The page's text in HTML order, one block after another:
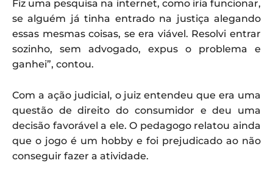
Fiz uma pesquisa na internet, como iria funcionar,
se alguém já tinha entrado na justiça alegando
essas mesmas coisas, se era viável. Resolvi entrar
sozinho, sem advogado, expus o problema e
ganhei”, contou.
Com a ação judicial, o juiz entendeu que era uma
questão de direito do consumidor e deu uma
decisão favorável a ele. O pedagogo relatou ainda
que o jogo é um hobby e foi prejudicado ao não
conseguir fazer a atividade.